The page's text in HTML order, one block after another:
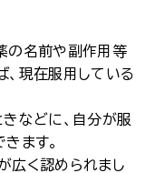
の名前や副作用等
、現在服用している
などに、自分が服
ます。
広く認められまし